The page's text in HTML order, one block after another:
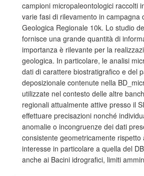
campioni micropaleontologici raccolti
varie fasi di rilevamento in campagna
Geologica Regionale 10k. Lo studio
fornisce una grande quantità di
importanza è rilevante per la
geologica. In particolare, le analisi
dati di carattere biostratigrafico e del
deposizionale contenute nella
utilizzate nel contesto delle altre
regionali attualmente attive presso il
effettuare precisazioni nonché
anomalie o incongruenze dei dati
consistente geometricamente
interesse in particolare a quella del
anche ai Bacini idrografici, limiti